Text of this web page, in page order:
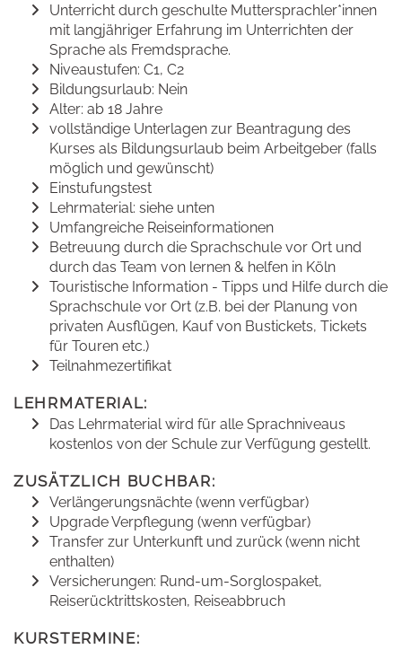
Unterricht durch geschulte Muttersprachler*innen
mit langjähriger Erfahrung im Unterrichten der
Sprache als Fremdsprache.
Niveaustufen: C1, C2
Bildungsurlaub: Nein
Alter: ab 18 Jahre
vollständige Unterlagen zur Beantragung des
Kurses als Bildungsurlaub beim Arbeitgeber (falls
möglich und gewünscht)
Einstufungstest
Lehrmaterial: siehe unten
Umfangreiche Reiseinformationen
Betreuung durch die Sprachschule vor Ort und
durch das Team von lernen & helfen in Köln
Touristische Information - Tipps und Hilfe durch die
Sprachschule vor Ort (z.B. bei der Planung von
privaten Ausflügen, Kauf von Bustickets, Tickets
für Touren etc.)
Teilnahmezertifikat
LEHRMATERIAL:
Das Lehrmaterial wird für alle Sprachniveaus
kostenlos von der Schule zur Verfügung gestellt.
ZUSÄTZLICH BUCHBAR:
Verlängerungsnächte (wenn verfügbar)
Upgrade Verpflegung (wenn verfügbar)
Transfer zur Unterkunft und zurück (wenn nicht
enthalten)
Versicherungen: Rund-um-Sorglospaket,
Reiserücktrittskosten, Reiseabbruch
KURSTERMINE: